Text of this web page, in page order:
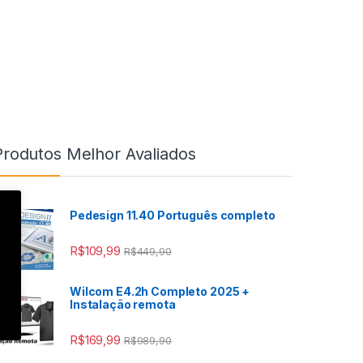
Melhor Avaliados
Pedesign 11.40 Português completo
R$109,99 R$449,90
Wilcom E4.2h Completo 2025 +
Instalação remota
R$169,99 R$989,90